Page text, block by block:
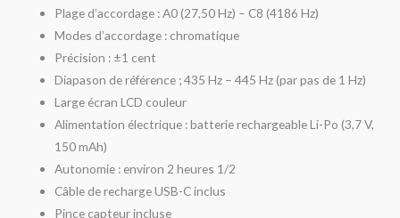
Plage d’accordage : A0 (27,50 Hz) – C8 (4186 Hz)
Modes d’accordage : chromatique
Précision : ±1 cent
Diapason de référence ; 435 Hz – 445 Hz (par pas de 1 Hz)
Large écran LCD couleur
Alimentation électrique : batterie rechargeable Li-Po (3,7 V,
150 mAh)
Autonomie : environ 2 heures 1/2
Câble de recharge USB-C inclus
Pince capteur incluse